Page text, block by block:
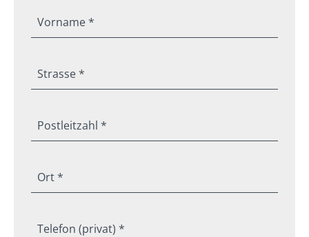
Vorname *
Strasse *
Postleitzahl *
Ort *
Telefon (privat) *